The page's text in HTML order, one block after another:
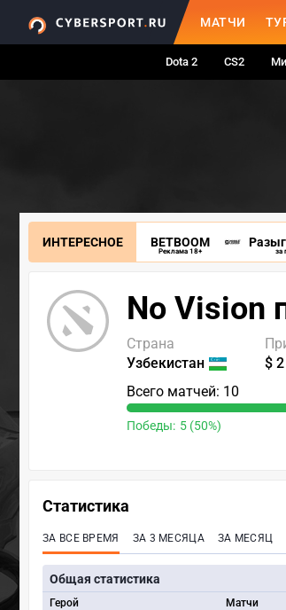
МАТЧИ
Dota 2 CS2
ИНТЕРЕСНОЕ BETBOOM
Реклама 18+ за
No Vision
Страна
Узбекистан
$
Всего матчей: 10
Победы: 5 (50%)
Статистика
ЗА ВСЕ ВРЕМЯ ЗА 3 МЕСЯЦА ЗА МЕСЯЦ
Общая статистика
Герой Матчи